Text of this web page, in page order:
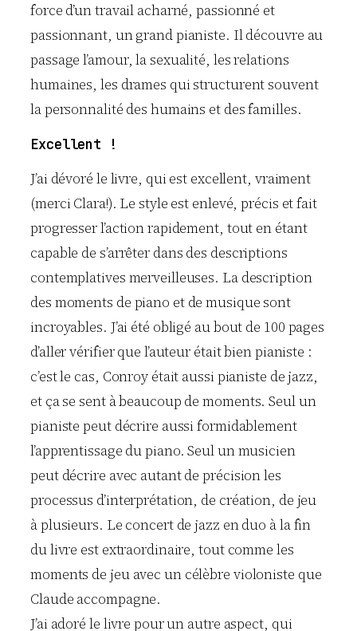
force d’un travail acharné, passionné et
passionnant, un grand pianiste. Il découvre au
passage l’amour, la sexualité, les relations
humaines, les drames qui structurent souvent
la personnalité des humains et des familles.
Excellent !
J’ai dévoré le livre, qui est excellent, vraiment
(merci Clara!). Le style est enlevé, précis et fait
progresser l’action rapidement, tout en étant
capable de s’arrêter dans des descriptions
contemplatives merveilleuses. La description
des moments de piano et de musique sont
incroyables. J’ai été obligé au bout de 100 pages
d’aller vérifier que l’auteur était bien pianiste :
c’est le cas, Conroy était aussi pianiste de jazz,
et ça se sent à beaucoup de moments. Seul un
pianiste peut décrire aussi formidablement
l’apprentissage du piano. Seul un musicien
peut décrire avec autant de précision les
processus d’interprétation, de création, de jeu
à plusieurs. Le concert de jazz en duo à la fin
du livre est extraordinaire, tout comme les
moments de jeu avec un célèbre violoniste que
Claude accompagne.
J’ai adoré le livre pour un autre aspect, qui